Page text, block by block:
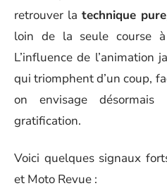
retrouver la technique pure
loin de la seule course
L’influence de l’animation
qui triomphent d’un coup,
on envisage
gratification.
Voici quelques signaux
et Moto Revue :